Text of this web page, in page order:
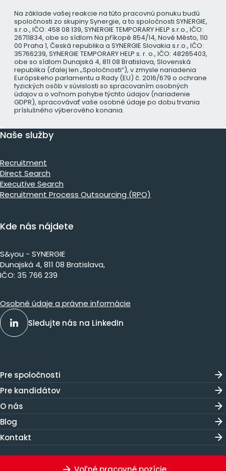
Na základe vašej reakcie na túto pracovnú ponuku budú
spoločnosti zo skupiny Synergie, a to spoločnosti SYNERGIE,
s.r.o., IČO: 458 08 139, SYNERGIE TEMPORARY HELP s.r.o., IČO:
26711834, obe so sídlom Na příkopě 854/14, Nové Město, 110
00 Praha 1, Česká republika a SYNERGIE Slovakia s.r.o., IČO:
35766239, SYNERGIE TEMPORARY HELP s. r. o., IČO: 48265403,
obe so sídlom Dunajská 4, 811 08 Bratislava, Slovenská
republika (ďalej len „Spoločnosti“), v zmysle nariadenia
Európskeho parlamentu a Rady (EU) č. 2016/679 o ochrane
fyzických osôb v súvislosti so spracovaním osobných
údajov a o voľnom pohybe týchto údajov (nariadenie
GDPR), spracovávať vaše osobné údaje po dobu trvania
príslušného výberového konania.
Naše služby
Recruitment
Direct Search
Executive Search
Recruitment Process Outsourcing (RPO)
Kde nás nájdete
S&you - SYNERGIE
Dunajs​ká 4, 811 08 Bratislava,​​​​
IČO: 35 766 239
Osobné údaje a právne informácie
Sledujte nás na LinkedIn
Pre spoločnosti
Pre kandidátov
O nás
Blog
Kontakt